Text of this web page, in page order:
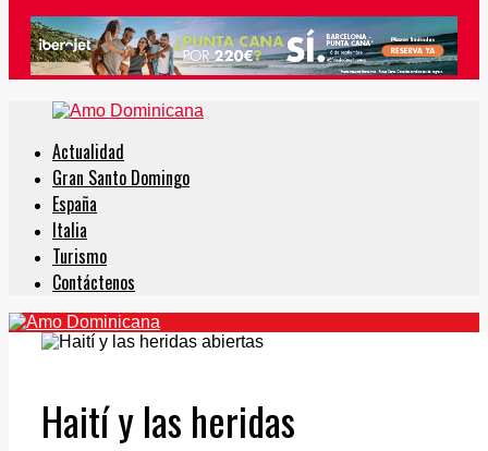
Actualidad
Gran Santo Domingo
España
Italia
Turismo
Contáctenos
Haití y las heridas